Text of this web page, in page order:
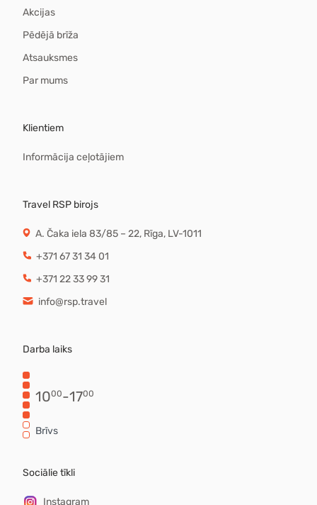
Akcijas
Pēdējā brīža
Atsauksmes
Par mums
Klientiem
Informācija ceļotājiem
Travel RSP birojs
A. Čaka iela 83/85 – 22, Rīga, LV-1011
+371 67 31 34 01
+371 22 33 99 31
info@rsp.travel
Darba laiks
1000-1700
Brīvs
Sociālie tīkli
Instagram